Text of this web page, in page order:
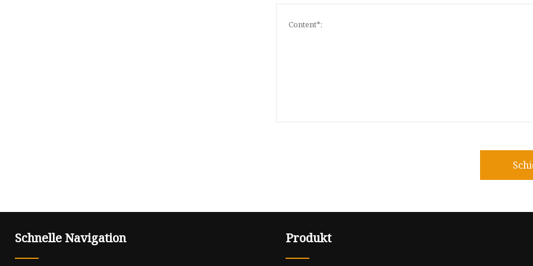
Schnelle Navigation Produkt